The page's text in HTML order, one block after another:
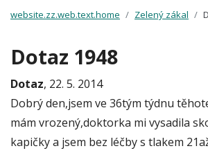
website.zz.web.text.home Zelený zákal
Dotaz 1948
Dotaz, 22. 5. 2014
Dobrý den,jsem ve 36tým týdnu
mám vrozený,doktorka mi vysadila
kapičky a jsem bez léčby s tlakem